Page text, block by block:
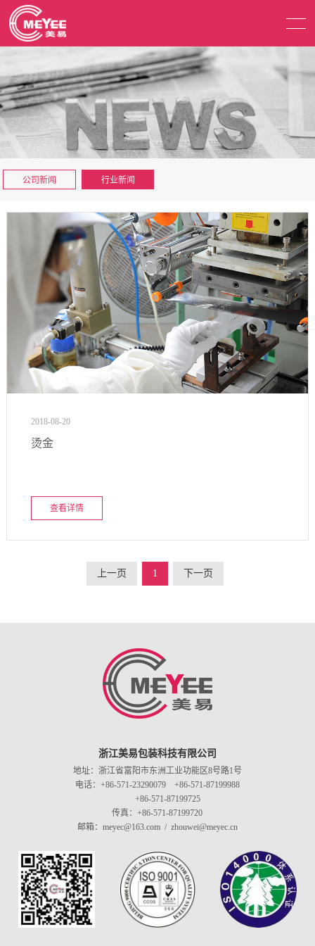
公司新闻 行业新闻
2018-08-20
烫金
查看详情
上一页 1 下一页
浙江美易包装科技有限公司
地址：浙江省富阳市东洲工业功能区8号路1号
电话：+86-571-23290079 +86-571-87199988
+86-571-87199725
传真：+86-571-87199720
邮箱：meyec@163.com / zhouwei@meyec.cn